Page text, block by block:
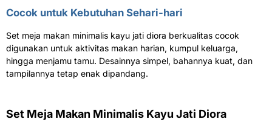
Cocok untuk Kebutuhan Sehari-hari
Set meja makan minimalis kayu jati diora berkualitas cocok
digunakan untuk aktivitas makan harian, kumpul keluarga,
hingga menjamu tamu. Desainnya simpel, bahannya kuat, dan
tampilannya tetap enak dipandang.
Set Meja Makan Minimalis Kayu Jati Diora